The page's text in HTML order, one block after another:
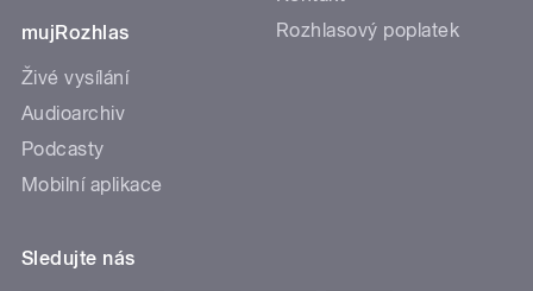
mujRozhlas
Živé vysílání
Audioarchiv
Podcasty
Mobilní aplikace
Rozhlasový poplatek
Sledujte nás